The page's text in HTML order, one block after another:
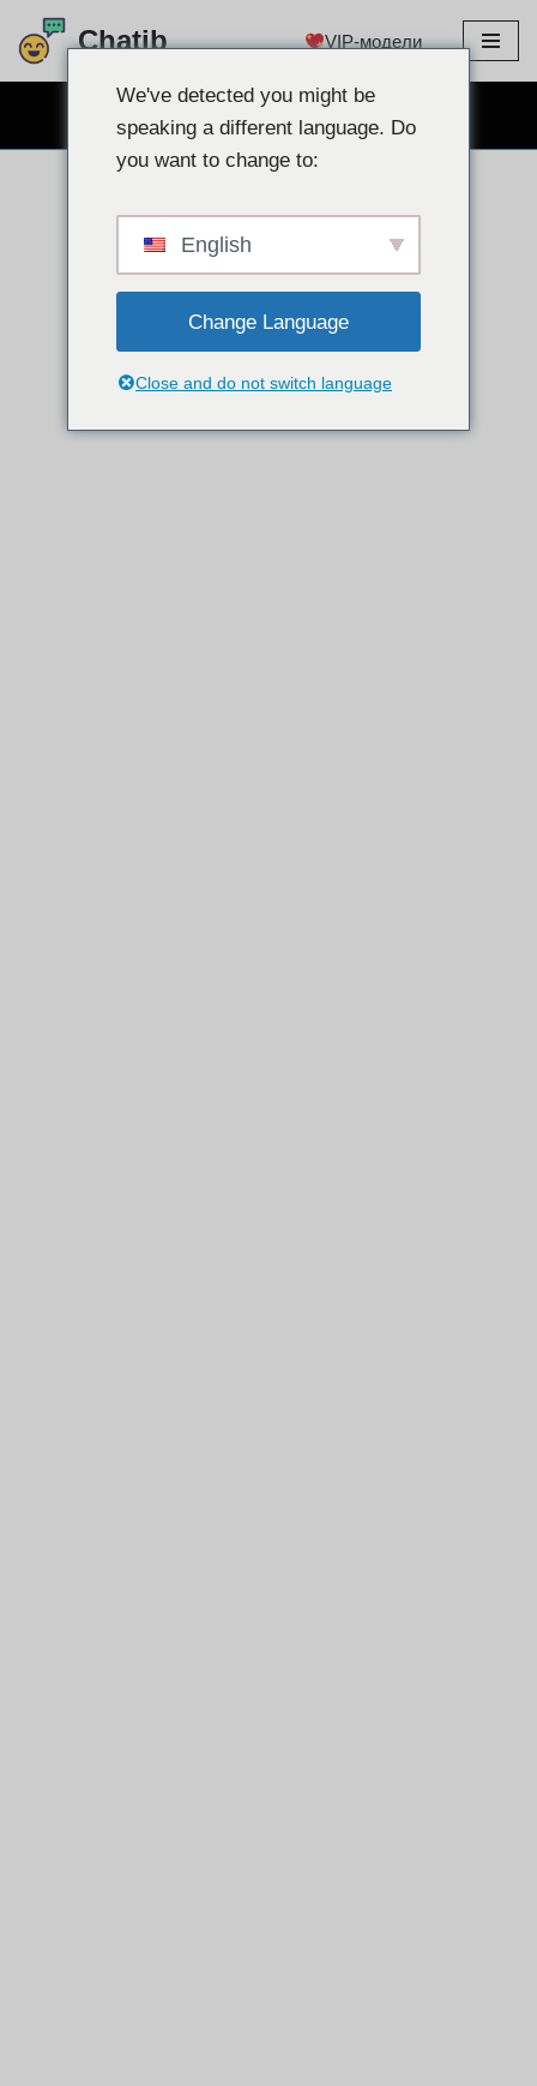
перейти
содержанию
Chatib VIP-модели
We've detected you might be
speaking a different language. Do
you want to change to:
English
Change Language
Close and do not switch language